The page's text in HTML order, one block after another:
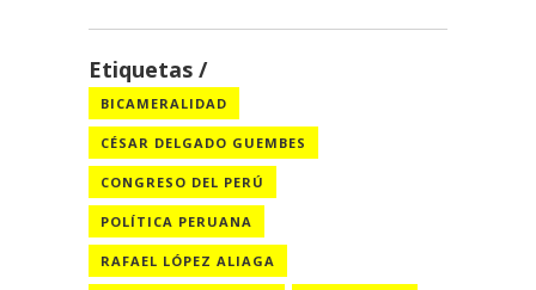
Etiquetas
BICAMERALIDAD
CÉSAR DELGADO GUEMBES
CONGRESO DEL PERÚ
POLÍTICA PERUANA
RAFAEL LÓPEZ ALIAGA